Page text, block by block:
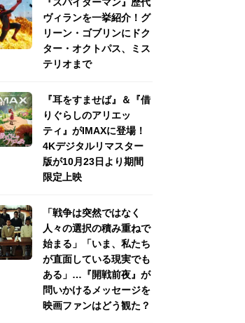
ヴィランを一挙紹介！グ
リーン・ゴブリンにドク
ター・オクトパス、ミス
テリオまで
『耳をすませば』＆『借
りぐらしのアリエッ
ティ』がIMAXに登場！
4Kデジタルリマスター
版が10月23日より期間
限定上映
「戦争は突然ではなく
人々の選択の積み重ねで
始まる」「いま、私たち
が直面している現実でも
ある」…『開戦前夜』が
問いかけるメッセージを
映画ファンはどう観た？